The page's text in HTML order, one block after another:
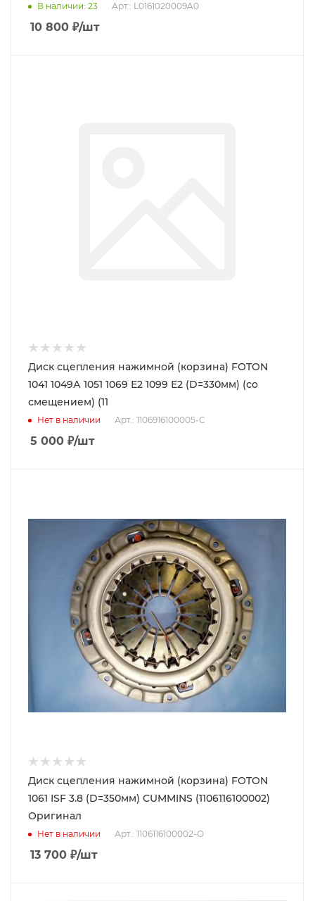
В наличии: 23 Арт.: L0161020009A0
10 800 ₽/шт
Диск сцепления нажимной (корзина) FOTON
1041 1049А 1051 1069 Е2 1099 Е2 (D=330мм) (со
смещением) (11
Нет в наличии Арт.: 1106916100005-C
5 000 ₽/шт
Диск сцепления нажимной (корзина) FOTON
1061 ISF 3.8 (D=350мм) CUMMINS (1106116100002)
Оригинал
Нет в наличии Арт.: 1106116100002-O
13 700 ₽/шт